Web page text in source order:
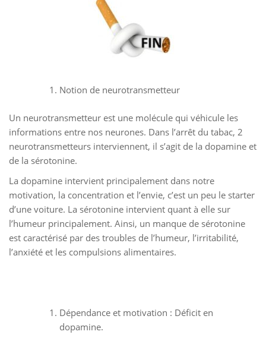
Notion de neurotransmetteur
Un neurotransmetteur est une molécule qui véhicule les
informations entre nos neurones. Dans l’arrêt du tabac, 2
neurotransmetteurs interviennent, il s’agit de la dopamine et
de la sérotonine.
La dopamine intervient principalement dans notre
motivation, la concentration et l’envie, c’est un peu le starter
d’une voiture. La sérotonine intervient quant à elle sur
l’humeur principalement. Ainsi, un manque de sérotonine
est caractérisé par des troubles de l’humeur, l’irritabilité,
l’anxiété et les compulsions alimentaires.
Dépendance et motivation : Déficit en
dopamine.